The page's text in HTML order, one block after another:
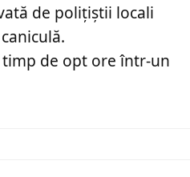
de polițiștii locali
de opt ore într-un